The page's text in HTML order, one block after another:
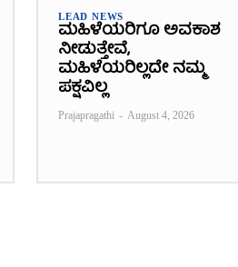
LEAD NEWS
ಮಹಿಳೆಯರಿಗೂ ಅವಕಾಶ
ನೀಡುತ್ತೇವೆ,
ಮಹಿಳೆಯರಿಲ್ಲದೇ ನಮ್ಮ
ಪಕ್ಷವಿಲ್ಲ
Prajapragathi - August 4, 2026